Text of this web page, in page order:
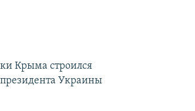
Крыма строился
президента Украины